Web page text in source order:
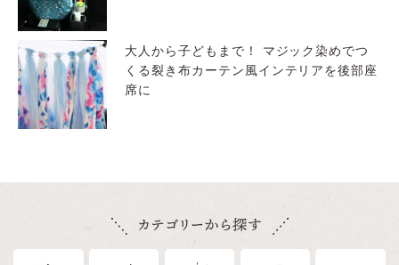
大人から子どもまで！ マジック染めでつ
くる裂き布カーテン風インテリアを後部座
席に